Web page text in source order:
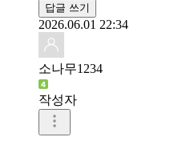
답글 쓰기
2026.06.01 22:34
소나무1234
작성자